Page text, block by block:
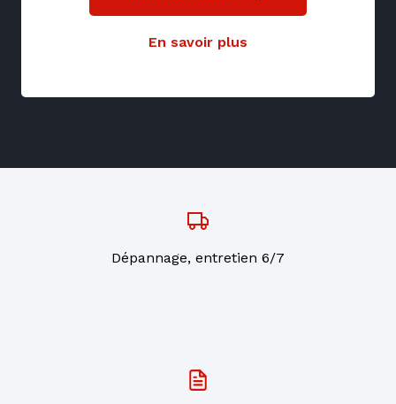
En savoir plus
Dépannage, entretien 6/7